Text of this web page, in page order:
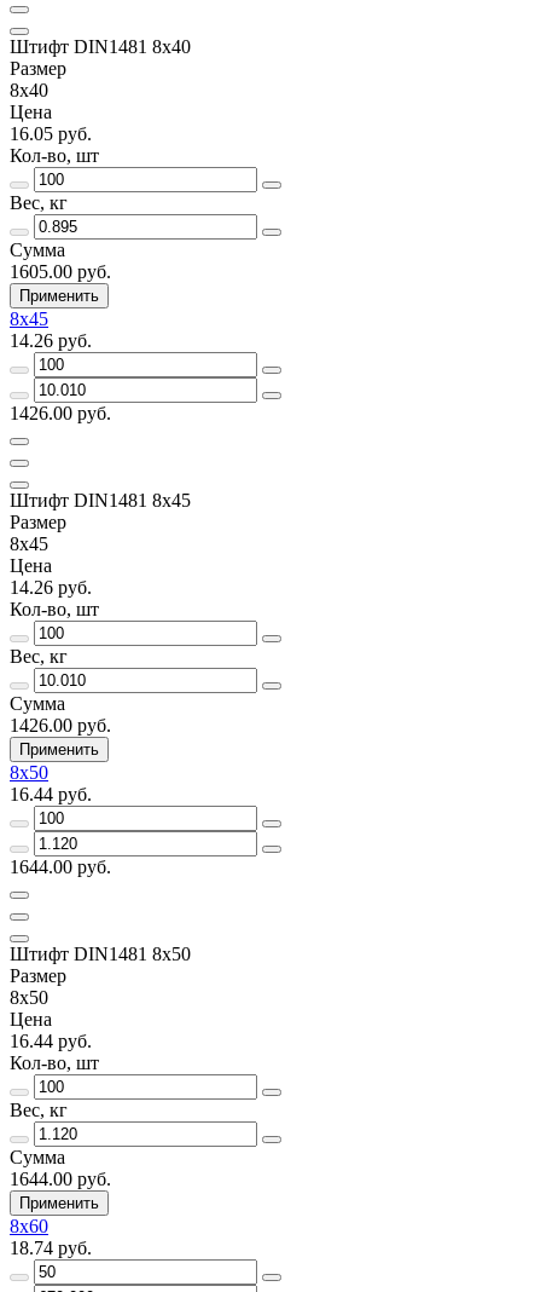
Штифт DIN1481 8х40
Размер
8х40
Цена
16.05 руб.
Кол-во, шт
Вес, кг
Сумма
1605.00 руб.
Применить
8х45
14.26 руб.
1426.00 руб.
Штифт DIN1481 8х45
Размер
8х45
Цена
14.26 руб.
Кол-во, шт
Вес, кг
Сумма
1426.00 руб.
Применить
8х50
16.44 руб.
1644.00 руб.
Штифт DIN1481 8х50
Размер
8х50
Цена
16.44 руб.
Кол-во, шт
Вес, кг
Сумма
1644.00 руб.
Применить
8х60
18.74 руб.